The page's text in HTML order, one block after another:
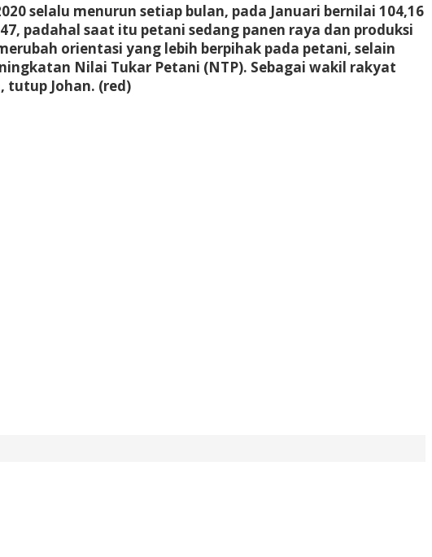
selalu menurun setiap bulan, pada Januari bernilai 104,16
padahal saat itu petani sedang panen raya dan produksi
orientasi yang lebih berpihak pada petani, selain
Nilai Tukar Petani (NTP). Sebagai wakil rakyat
tutup Johan. (red)